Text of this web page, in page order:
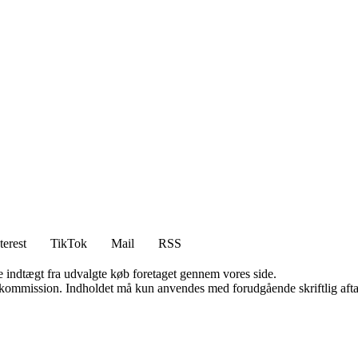
TikTok Mail RSS
fra udvalgte køb foretaget gennem vores side.
Indholdet må kun anvendes med forudgående skriftlig